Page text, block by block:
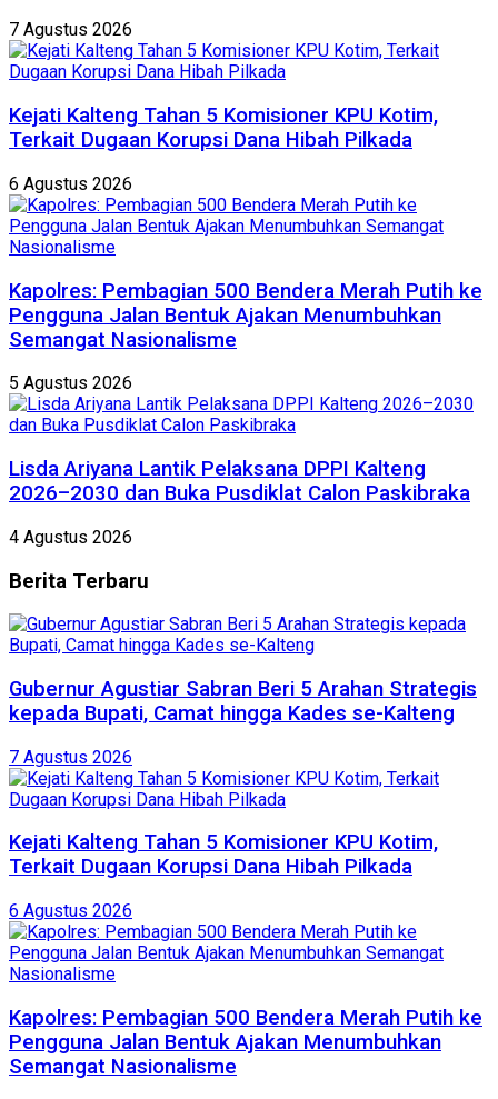
7 Agustus 2026
Kejati Kalteng Tahan 5 Komisioner KPU Kotim,
Terkait Dugaan Korupsi Dana Hibah Pilkada
6 Agustus 2026
Kapolres: Pembagian 500 Bendera Merah Putih ke
Pengguna Jalan Bentuk Ajakan Menumbuhkan
Semangat Nasionalisme
5 Agustus 2026
Lisda Ariyana Lantik Pelaksana DPPI Kalteng
2026–2030 dan Buka Pusdiklat Calon Paskibraka
4 Agustus 2026
Berita Terbaru
Gubernur Agustiar Sabran Beri 5 Arahan Strategis
kepada Bupati, Camat hingga Kades se-Kalteng
7 Agustus 2026
Kejati Kalteng Tahan 5 Komisioner KPU Kotim,
Terkait Dugaan Korupsi Dana Hibah Pilkada
6 Agustus 2026
Kapolres: Pembagian 500 Bendera Merah Putih ke
Pengguna Jalan Bentuk Ajakan Menumbuhkan
Semangat Nasionalisme